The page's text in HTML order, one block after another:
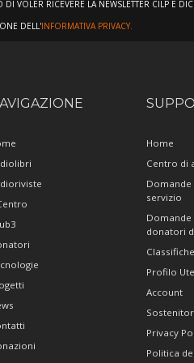
DI VOLER RICEVERE LA NEWSLETTER CILP E
DELL'INFORMATIVA PRIVACY.
Home
Centro di
servizio
donatori
Classifiche
Profilo
Account
Privacy
Politica